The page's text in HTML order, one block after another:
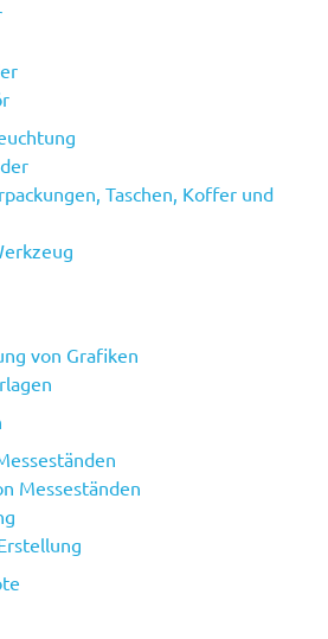
Taschen, Koffer und
von Grafiken
Messeständen